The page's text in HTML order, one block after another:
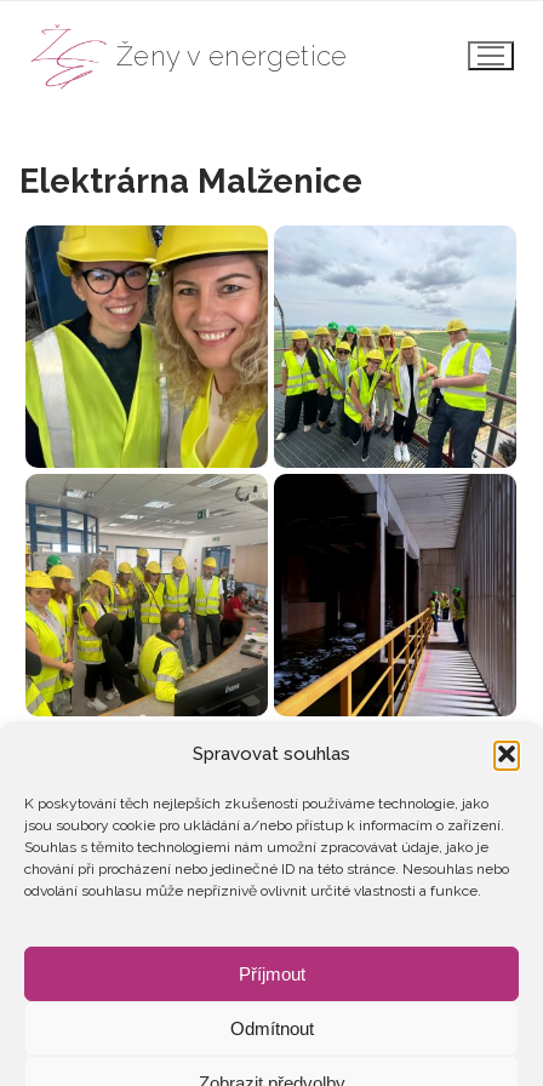
Spravovat souhlas
K poskytování těch nejlepších zkušeností používáme technologie, jako
jsou soubory cookie pro ukládání a/nebo přístup k informacím o zařízení.
Souhlas s těmito technologiemi nám umožní zpracovávat údaje, jako je
chování při procházení nebo jedinečné ID na této stránce. Nesouhlas nebo
odvolání souhlasu může nepříznivě ovlivnit určité vlastnosti a funkce.
Příjmout
Odmítnout
obsah
Ženy v energetice
Elektrárna Malženice